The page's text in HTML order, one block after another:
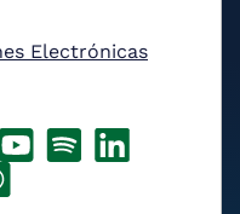
Electrónicas